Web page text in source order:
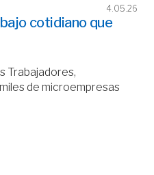
4.05.26
cotidiano que
Trabajadores,
de microempresas